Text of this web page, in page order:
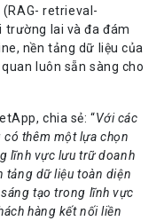
retrieval-
lai và đa đám
nền tảng dữ liệu của
luôn sẵn sàng cho
chia sẻ: “Với các
có thêm một lựa chọn
lĩnh vực lưu trữ doanh
tảng dữ liệu toàn diện
tạo trong lĩnh vực
hàng kết nối liền